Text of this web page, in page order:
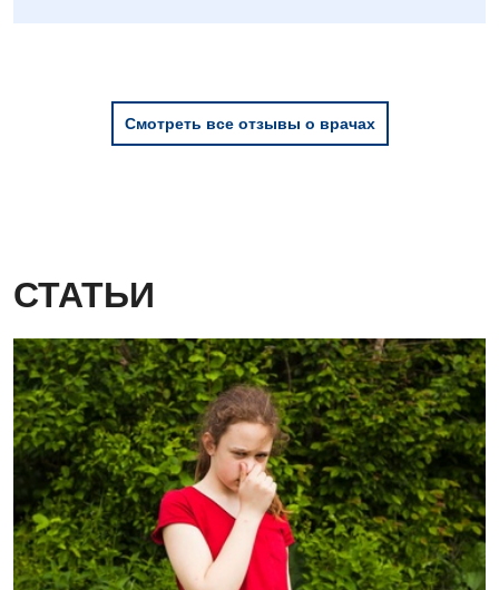
Смотреть все отзывы о врачах
СТАТЬИ